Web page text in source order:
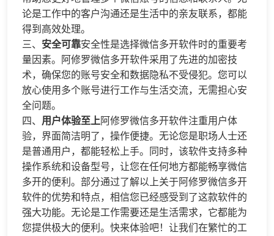
论是工作中的客户沟通还是生活中的亲友联系，都能
得到高效处理。​​​​​​​
​​三、​​ 安全可靠安全性是选择微信多开软件时的重要考
量因素。阿修罗微信多开软件采用了先进的加密技
术，确保您的账号安全和数据隐私不受侵犯。您可以
放心使用多个账号进行工作与生活交流，无需担心安
全问题。​​​​​​​
​​四、​​ 用户体验至上阿修罗微信多开软件注重用户体
验，界面简洁明了，操作便捷。无论您是职场人士还
是普通用户，都能轻松上手。同时，该软件支持多种
操作系统和设备型号，让您在任何地方都能畅享微信
多开的便利。​​​​​​​部分通过了解以上关于阿修罗微信多开
软件的优势和特点，相信您已经感受到了这款软件的
强大功能。无论是工作需要还是生活需求，它都能为
您提供极大的便利。快来体验吧！让我们在繁忙的工